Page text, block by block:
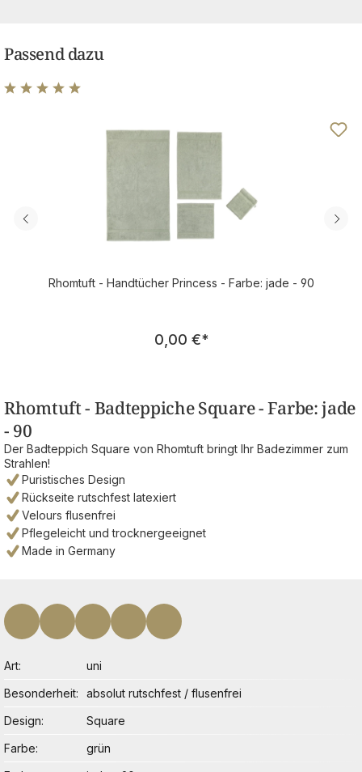
Passend dazu
Rhomtuft - Handtücher Princess - Farbe: jade - 90
Regulärer Preis:
0,00 €*
Rhomtuft - Badteppiche Square - Farbe: jade
- 90
Der Badteppich Square von Rhomtuft bringt Ihr Badezimmer zum
Strahlen!
Puristisches Design
Rückseite rutschfest latexiert
Velours flusenfrei
Pflegeleicht und trocknergeeignet
Made in Germany
Art
uni
Besonderheit
absolut rutschfest / flusenfrei
Design
Square
Farbe
grün